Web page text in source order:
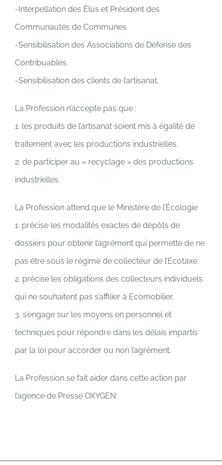
-Interpellation des Élus et Président des
Communautés de Communes
-Sensibilisation des Associations de Défense des
Contribuables.
-Sensibilisation des clients de l’artisanat.
La Profession n’accepte pas que :
1. les produits de l’artisanat soient mis à égalité de
traitement avec les productions industrielles.
2. de participer au « recyclage » des productions
industrielles.
La Profession attend que le Ministère de l’Écologie
1. précise les modalités exactes de dépôts de
dossiers pour obtenir l’agrément qui permette de ne
pas être sous le régime de collecteur de l’Ecotaxe.
2. précise les obligations des collecteurs individuels
qui ne souhaitent pas s’affilier à Ecomobilier.
3. s’engage sur les moyens en personnel et
techniques pour répondre dans les délais impartis
par la loi pour accorder ou non l’agrément.
La Profession se fait aider dans cette action par
l’agence de Presse OXYGEN